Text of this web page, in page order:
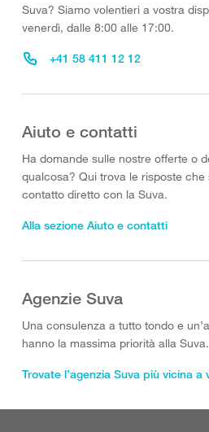
Suva? Siamo volentieri a vostra
venerdì, dalle 8:00 alle 17:00.
+41 58 411 12 12
Aiuto e contatti
Ha domande sulle nostre offerte o
qualcosa? Qui trova le risposte
contatto diretto con la Suva.
Alla sezione Aiuto e contatti
Agenzie Suva
Una consulenza a tutto tondo e
hanno la massima priorità alla Suva.
Trovate l’agenzia Suva più vicina a